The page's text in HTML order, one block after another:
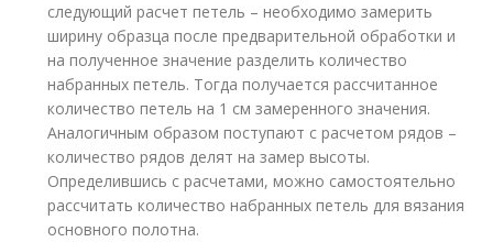
следующий расчет петель – необходимо замерить
ширину образца после предварительной обработки и
на полученное значение разделить количество
набранных петель. Тогда получается рассчитанное
количество петель на 1 см замеренного значения.
Аналогичным образом поступают с расчетом рядов –
количество рядов делят на замер высоты.
Определившись с расчетами, можно самостоятельно
рассчитать количество набранных петель для вязания
основного полотна.